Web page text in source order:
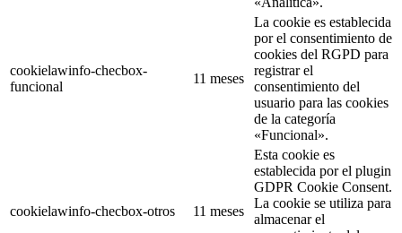
cookielawinfo-checbox-
funcional
11 meses
La cookie es establecida
por el consentimiento de
cookies del RGPD para
registrar el
consentimiento del
usuario para las cookies
de la categoría
«Funcional».
cookielawinfo-checbox-otros 11 meses
Esta cookie es
establecida por el plugin
GDPR Cookie Consent.
La cookie se utiliza para
almacenar el